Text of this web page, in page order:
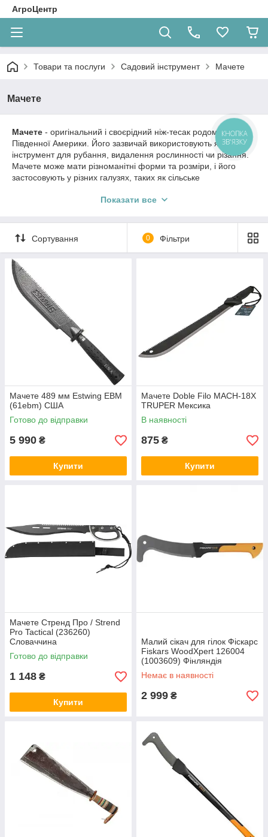
АгроЦентр
Товари та послуги Садовий інструмент Мачете
Мачете
Мачете - оригінальний і своєрідний ніж-тесак родом з
Південної Америки. Його зазвичай використовують як
інструмент для рубання, видалення рослинності чи різання.
Мачете може мати різноманітні форми та розміри, і його
застосовують у різних галузях, таких як сільське
самооборони.Він має універсальні властивості і користується
Історично мачете застосовувався, в першу чергу, як
ефективне сільськогосподарське знаряддя - з його
допомогою рубали тверді ліани і стебла очерету.
В наших широтах мачете є кращим помічником під час
походів в лісах, та й в побутових справах по господарству . З
нею і дров можна нарубати, і гілок для побудови куреня. На
практиці легкі мачете впораються далеко не з усіма
завданнями, які під силу сокирі. Наприклад, якщо вам
потрібно облаштувати тимчасове житло для ночівлі, рубка
жердин за допомогою екзотичного тесака відніме у вас всі
сили і час. А ось для любителів рибної ловлі та полювання
саме цей інструмент підходить просто ідеально, оскільки
прорубати прохід в чагарнику;
очистити ділянку для риболовлі від очерету;
спорудити скрадок;
нарубати невеликих гілок для багаття і т. д.
Вибір конкретного типу мачете слід здійснювати, виходячи з
особливостей місцевості, в якій буде використовуватися ніж.
максимально зручною рукояткою.
На що звертати увагу тим, хто вибирає мачете
При виборі мачете як робочого інструменту, який
повинен реально полегшити працю мандрівника або рибалки
довжина клинка і рукояті;
твердість сталі;
рубаюча здатність і стійкість до ударних
форма і міцність рукояті, а також можливість її
фіксації.
Рішення, яке мачете вибрати, приймається також у
рішенням більшості дрібних господарських завдань
прекрасно впораються легкі мачете . Такий клинок ідеальний
в поході, а якщо він затупиться, його елементарно можна
заточити. Для серйозного навантаження краще взяти більш
важкий і масивний тесак з товстим обухом. Бажано, щоб кут
заточки у нього був наближений до кута заточування сокири,
тоді рубати і різати без заточування він зможе максимально.
Показати все
Сортування 0 Фільтри
Мачете 489 мм Estwing EBM
(61ebm) США
Готово до відправки
5 990 ₴
Купити
Мачете Doble Filo MACH-18X
TRUPER Мексика
В наявності
875 ₴
Купити
Мачете Стренд Про / Strend
Pro Tactical (236260)
Словаччина
Готово до відправки
1 148 ₴
Купити
Малий сікач для гілок Фіскарс
Fiskars WoodXpert 126004
(1003609) Фінляндія
Немає в наявності
2 999 ₴
КНОПКА
ЗВ'ЯЗКУ